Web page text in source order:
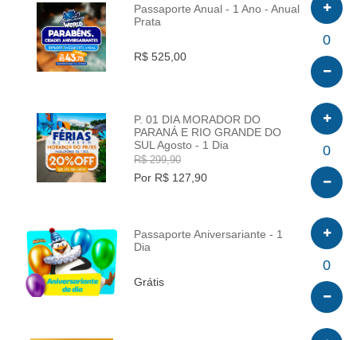
INFO
Passaporte Anual - 1 Ano - Anual
Prata
R$ 525,00
0
INFO
P. 01 DIA MORADOR DO
PARANÁ E RIO GRANDE DO
SUL Agosto - 1 Dia
R$ 299,90
Por R$ 127,90
0
INFO
Passaporte Aniversariante - 1
Dia
Grátis
0